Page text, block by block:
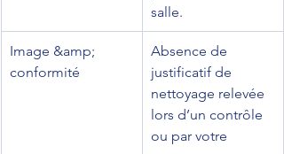
salle.
Image &amp;
conformité
Absence de
justificatif de
nettoyage relevée
lors d’un contrôle
ou par votre